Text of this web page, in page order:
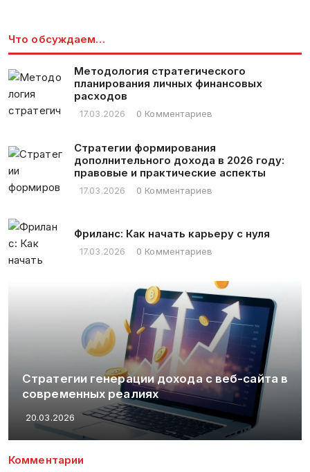
Что обсуждаем…
Методология стратегического
планирования личных финансовых
расходов
17.03.2026 0 Комментариев
Стратегии формирования
дополнительного дохода в 2026 году:
правовые и практические аспекты
17.03.2026 0 Комментариев
Фриланс: Как начать карьеру с нуля
17.03.2026 0 Комментариев
Стратегии генерации дохода с веб-сайта в
современных реалиях
20.03.2026
Комментарии